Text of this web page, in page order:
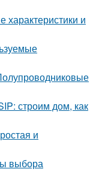
и
строим дом, как
и
выбора